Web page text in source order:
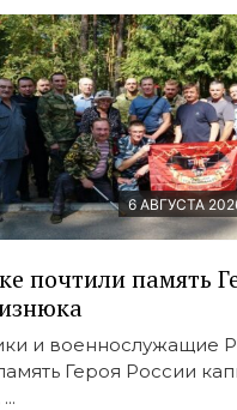
6 АВГУСТА
почтили память
и военнослужащие
Героя России